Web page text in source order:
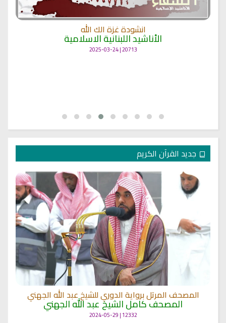
انشودة غزة الك الله
الأناشيد اللبنانية الاسلامية
20713 | 2025-03-24
جديد القرآن الكريم
المصحف المرتل برواية الدوري للشيخ عبد الله الجهني
المصحف كامل الشيخ عبد الله الجهني
12332 | 2024-05-29